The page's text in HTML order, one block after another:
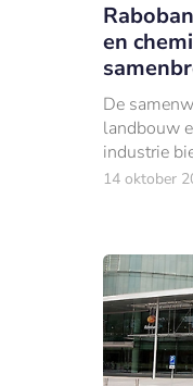
en
De
landbouw
industrie
is zoeken
14 oktober